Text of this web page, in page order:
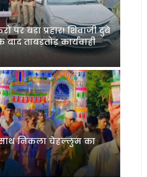
पर बड़ा प्रहार! शिवाजी दुबे
ताबड़तोड़ कार्यवाही
निकला चेहल्लुम का